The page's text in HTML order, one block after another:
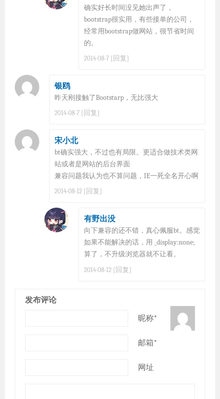
确实好长时间没见她出声了，
bootstrap很实用，有些接单的公司，
经常用bootstrap做网站，很节省时间
的。
2014-08-7 [回复]
银鸥
昨天刚接触了Bootstarp，无比强大
2014-08-7 [回复]
宋小北
bt确实强大，不过也有局限。更适合做技术类网
站或者是网站的后台界面
兼容问题我认为也不算问题，IE一死全名开心啊
2014-08-12 [回复]
有野出没
向下兼容的还不错，真心佩服bt。感觉
如果不能解决的话，用 _display:none;
算了，不升级浏览器就不让看。
2014-08-12 [回复]
发布评论
昵称*
邮箱*
网址